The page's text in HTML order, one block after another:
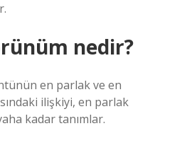
nedir?
en parlak ve en
ilişkiyi, en parlak
kadar tanımlar.